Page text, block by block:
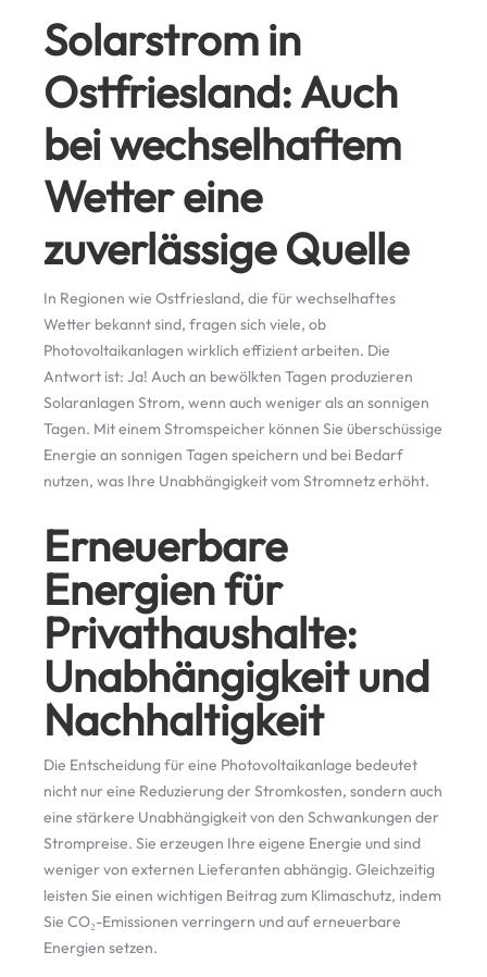
Solarstrom in
Ostfriesland: Auch
bei wechselhaftem
Wetter eine
zuverlässige Quelle
In Regionen wie Ostfriesland, die für wechselhaftes
Wetter bekannt sind, fragen sich viele, ob
Photovoltaikanlagen wirklich effizient arbeiten. Die
Antwort ist: Ja! Auch an bewölkten Tagen produzieren
Solaranlagen Strom, wenn auch weniger als an sonnigen
Tagen. Mit einem Stromspeicher können Sie überschüssige
Energie an sonnigen Tagen speichern und bei Bedarf
nutzen, was Ihre Unabhängigkeit vom Stromnetz erhöht.
Erneuerbare
Energien für
Privathaushalte:
Unabhängigkeit und
Nachhaltigkeit
Die Entscheidung für eine Photovoltaikanlage bedeutet
nicht nur eine Reduzierung der Stromkosten, sondern auch
eine stärkere Unabhängigkeit von den Schwankungen der
Strompreise. Sie erzeugen Ihre eigene Energie und sind
weniger von externen Lieferanten abhängig. Gleichzeitig
leisten Sie einen wichtigen Beitrag zum Klimaschutz, indem
Sie CO₂-Emissionen verringern und auf erneuerbare
Energien setzen.